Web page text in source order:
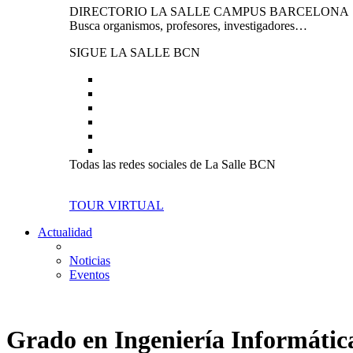
DIRECTORIO LA SALLE CAMPUS BARCELONA
Busca organismos, profesores, investigadores…
SIGUE LA SALLE BCN
Todas las redes sociales de La Salle BCN
TOUR VIRTUAL
Actualidad
Noticias
Eventos
Grado en Ingeniería